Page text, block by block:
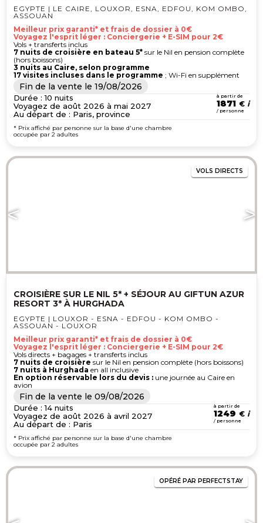
EGYPTE | LE CAIRE, LOUXOR, ESNA, EDFOU, KOM OMBO,
ASSOUAN
Meilleur prix garanti* et frais de dossier à 0€
Voyagez l'esprit léger : Conciergerie + E-SIM pour 2€
Vols + transferts inclus
7 nuits de croisière en bateau 5* sur le Nil en pension complète
(hors boissons)
3 nuits au Caire, selon programme
17 visites incluses dans le programme ; Wi-Fi en supplément
Fin de la vente le 19/08/2026
Durée : 10 nuits
Voyagez de août 2026 à mai 2027
Au départ de : Paris, province
à partir de
1871 €
/ personne
* Prix affiché par personne sur la base d'une chambre
occupée par 2 adultes
VOLS DIRECTS
CROISIÈRE SUR LE NIL 5* + SÉJOUR AU GIFTUN AZUR
RESORT 3* À HURGHADA
EGYPTE | LOUXOR - ESNA - EDFOU - KOM OMBO -
ASSOUAN - LOUXOR
Meilleur prix garanti* et frais de dossier à 0€
Voyagez l'esprit léger : Conciergerie + E-SIM pour 2€
Vols directs + bagages + transferts inclus
7 nuits de croisière sur le Nil en pension complète (hors boissons)
7 nuits à Hurghada en all inclusive
En option réservable lors du devis : une journée au Caire en
avion
Fin de la vente le 09/08/2026
Durée : 14 nuits
Voyagez de août 2026 à avril 2027
Au départ de : Paris
à partir de
1249 €
/ personne
* Prix affiché par personne sur la base d'une chambre
occupée par 2 adultes
OPÉRÉ PAR PERFECTSTAY